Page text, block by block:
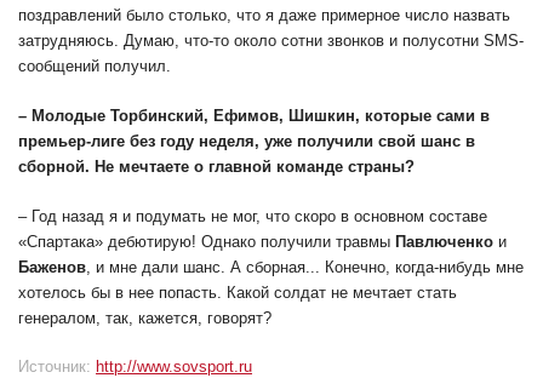
поздравлений было столько, что я даже примерное число назвать
затрудняюсь. Думаю, что-то около сотни звонков и полусотни SMS-
сообщений получил.
– Молодые Торбинский, Ефимов, Шишкин, которые сами в
премьер-лиге без году неделя, уже получили свой шанс в
сборной. Не мечтаете о главной команде страны?
– Год назад я и подумать не мог, что скоро в основном составе
«Спартака» дебютирую! Однако получили травмы Павлюченко и
Баженов, и мне дали шанс. А сборная... Конечно, когда-нибудь мне
хотелось бы в нее попасть. Какой солдат не мечтает стать
генералом, так, кажется, говорят?
Источник: http://www.sovsport.ru